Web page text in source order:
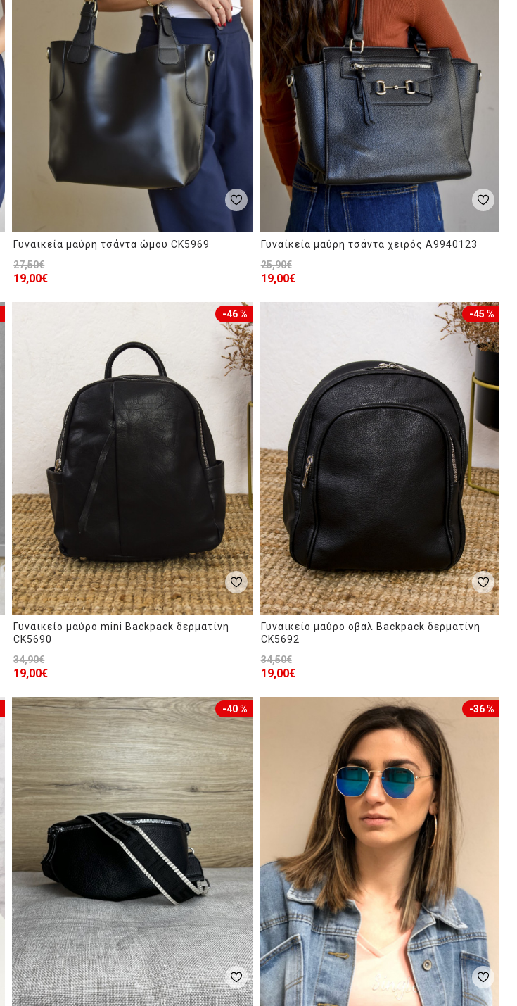
Γυναικεία μαύρη τσάντα ώμου CK5969
19,00€
27,50€
Γυναίκεία μαύρη τσάντα χειρός A9940123
19,00€
25,90€
-46 %
Γυναικείο μαύρο mini Backpack δερματίνη
CK5690
19,00€
34,90€
-45 %
Γυναικείο μαύρο οβάλ Backpack δερματίνη
CK5692
19,00€
34,50€
-40 % -36 %